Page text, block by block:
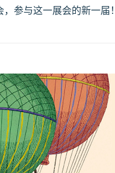
参与这一展会的新一届！